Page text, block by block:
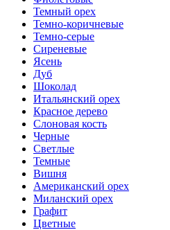
Темный орех
Темно-коричневые
Темно-серые
Сиреневые
Ясень
Дуб
Шоколад
Итальянский орех
Красное дерево
Слоновая кость
Черные
Светлые
Темные
Вишня
Американский орех
Миланский орех
Графит
Цветные